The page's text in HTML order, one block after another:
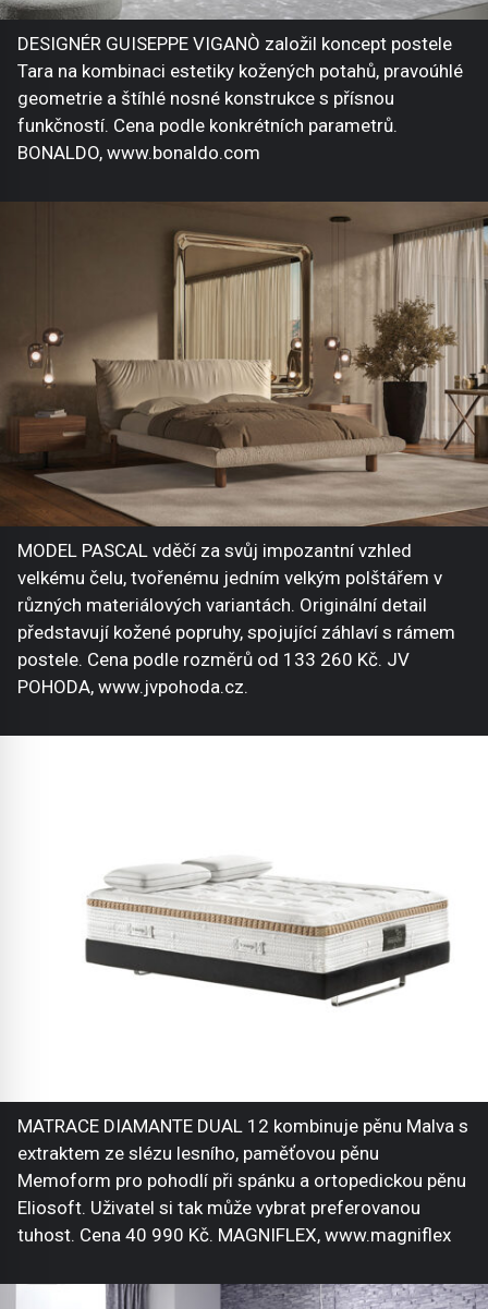
DESIGNÉR GUISEPPE VIGANÒ založil koncept postele
Tara na kombinaci estetiky kožených potahů, pravoúhlé
geometrie a štíhlé nosné konstrukce s přísnou
funkčností. Cena podle konkrétních parametrů.
BONALDO, www.bonaldo.com
MODEL PASCAL vděčí za svůj impozantní vzhled
velkému čelu, tvořenému jedním velkým polštářem v
různých materiálových variantách. Originální detail
představují kožené popruhy, spojující záhlaví s rámem
postele. Cena podle rozměrů od 133 260 Kč. JV
POHODA, www.jvpohoda.cz.
MATRACE DIAMANTE DUAL 12 kombinuje pěnu Malva s
extraktem ze slézu lesního, paměťovou pěnu
Memoform pro pohodlí při spánku a ortopedickou pěnu
Eliosoft. Uživatel si tak může vybrat preferovanou
tuhost. Cena 40 990 Kč. MAGNIFLEX, www.magniflex